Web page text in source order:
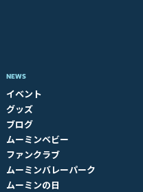
NEWS
イベント
グッズ
ブログ
ムーミンベビー
ファンクラブ
ムーミンバレーパーク
ムーミンの日